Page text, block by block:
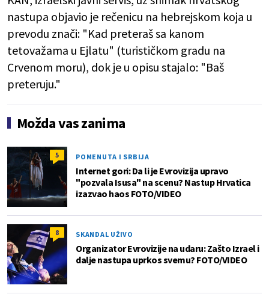
nastupa objavio je rečenicu na hebrejskom koja u
prevodu znači: "Kad preteraš sa kanom
tetovažama u Ejlatu" (turističkom gradu na
Crvenom moru), dok je u opisu stajalo: "Baš
preteruju."
Možda vas zanima
5 POMENUTA I SRBIJA
Internet gori: Da li je Evrovizija upravo
"pozvala Isusa" na scenu? Nastup Hrvatica
izazvao haos FOTO/VIDEO
8 SKANDAL UŽIVO
Organizator Evrovizije na udaru: Zašto Izrael i
dalje nastupa uprkos svemu? FOTO/VIDEO